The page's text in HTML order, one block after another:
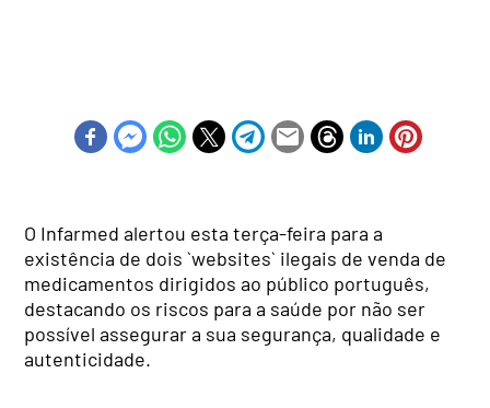
O Infarmed alertou esta terça-feira para a
existência de dois `websites` ilegais de venda de
medicamentos dirigidos ao público português,
destacando os riscos para a saúde por não ser
possível assegurar a sua segurança, qualidade e
autenticidade.